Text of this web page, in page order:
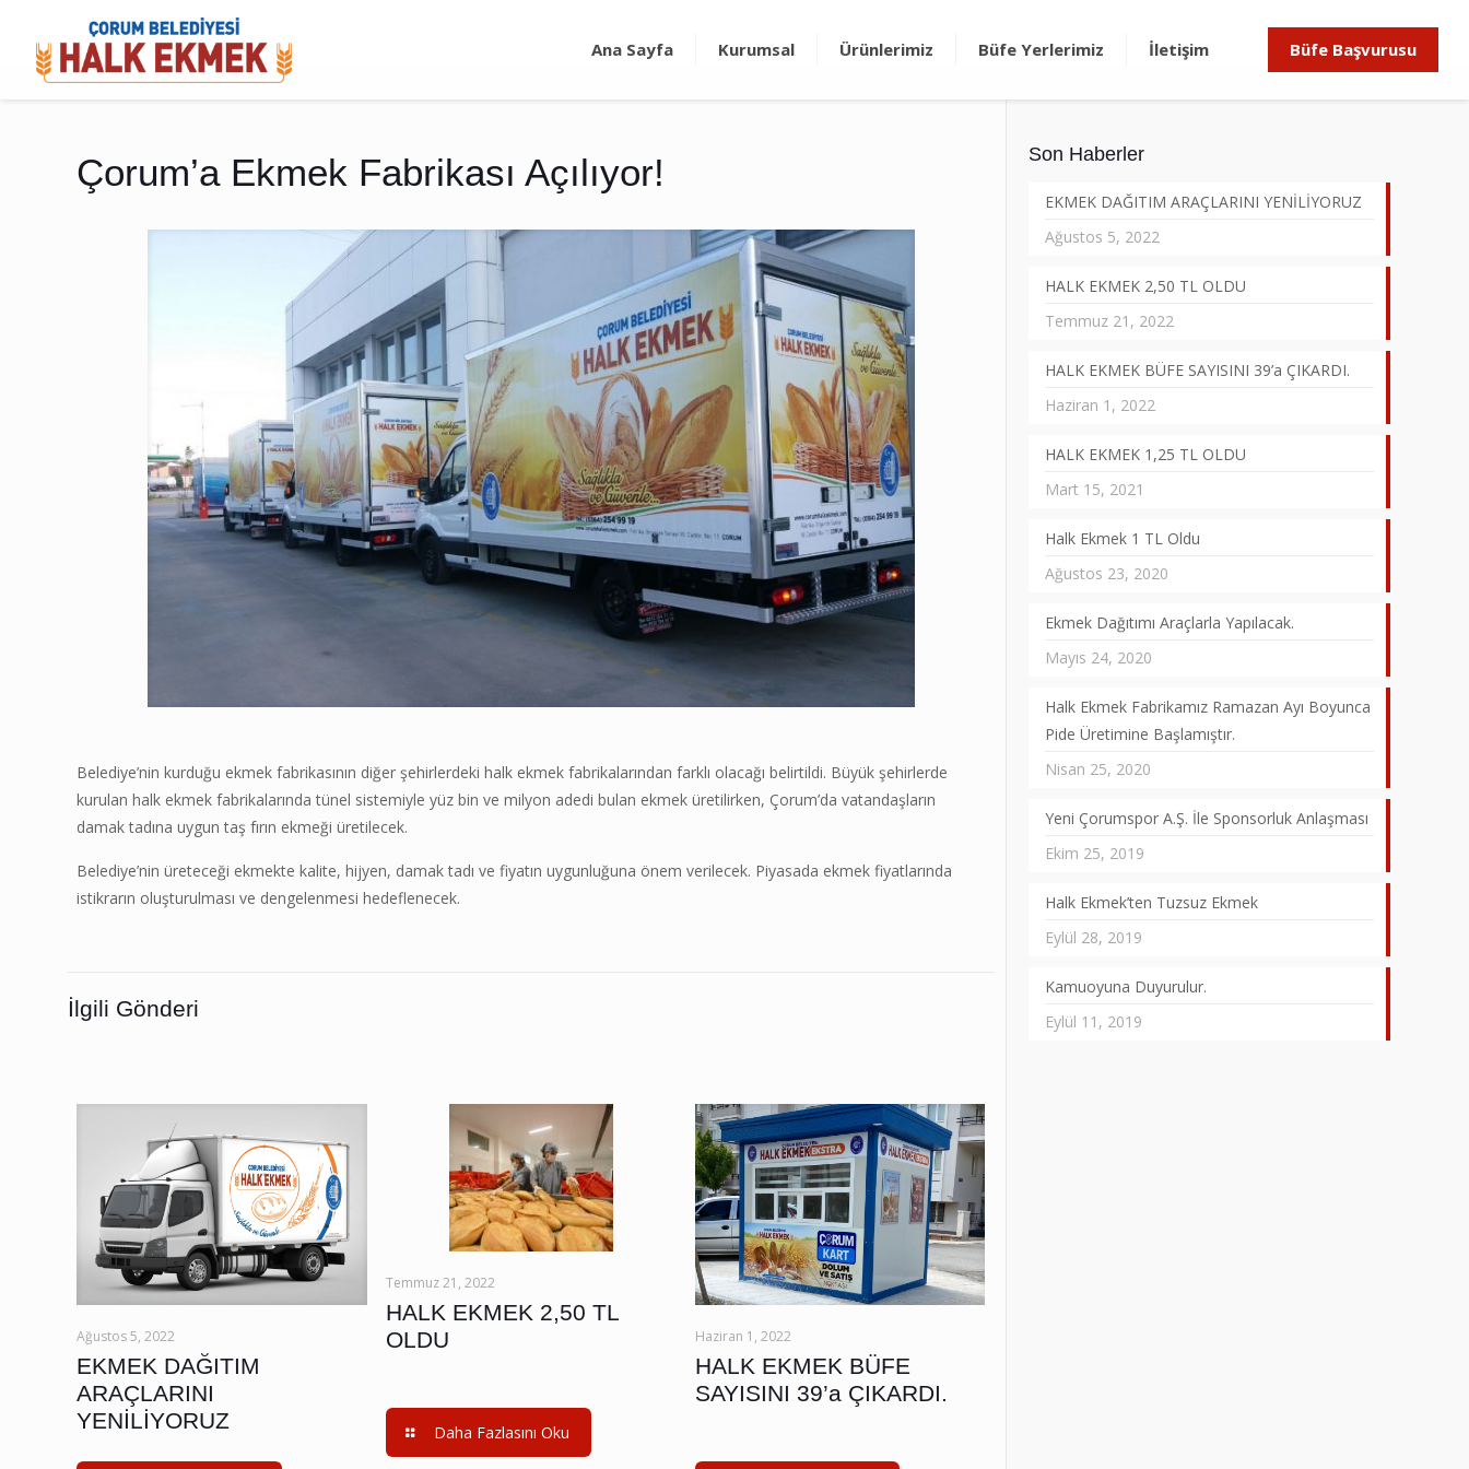
Ana Sayfa Kurumsal Ürünlerimiz Büfe Yerlerimiz İletişim Büfe Başvurusu
Çorum’a Ekmek Fabrikası Açılıyor!
Belediye’nin kurduğu ekmek fabrikasının diğer şehirlerdeki halk ekmek fabrikalarından farklı olacağı belirtildi. Büyük şehirlerde
kurulan halk ekmek fabrikalarında tünel sistemiyle yüz bin ve milyon adedi bulan ekmek üretilirken, Çorum’da vatandaşların
damak tadına uygun taş fırın ekmeği üretilecek.
Belediye’nin üreteceği ekmekte kalite, hijyen, damak tadı ve fiyatın uygunluğuna önem verilecek. Piyasada ekmek fiyatlarında
istikrarın oluşturulması ve dengelenmesi hedeflenecek.
İlgili Gönderi
Ağustos 5, 2022
EKMEK DAĞITIM
ARAÇLARINI
YENİLİYORUZ
Temmuz 21, 2022
HALK EKMEK 2,50 TL
OLDU
Daha Fazlasını Oku
Haziran 1, 2022
HALK EKMEK BÜFE
SAYISINI 39’a ÇIKARDI.
Son Haberler
EKMEK DAĞITIM ARAÇLARINI YENİLİYORUZ
Ağustos 5, 2022
HALK EKMEK 2,50 TL OLDU
Temmuz 21, 2022
HALK EKMEK BÜFE SAYISINI 39’a ÇIKARDI.
Haziran 1, 2022
HALK EKMEK 1,25 TL OLDU
Mart 15, 2021
Halk Ekmek 1 TL Oldu
Ağustos 23, 2020
Ekmek Dağıtımı Araçlarla Yapılacak.
Mayıs 24, 2020
Halk Ekmek Fabrikamız Ramazan Ayı Boyunca
Pide Üretimine Başlamıştır.
Nisan 25, 2020
Yeni Çorumspor A.Ş. İle Sponsorluk Anlaşması
Ekim 25, 2019
Halk Ekmek’ten Tuzsuz Ekmek
Eylül 28, 2019
Kamuoyuna Duyurulur.
Eylül 11, 2019